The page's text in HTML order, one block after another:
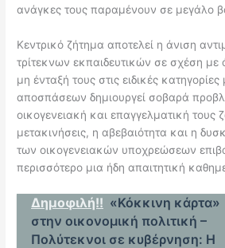
ανάγκες τους παραμένουν σε μεγάλο
Κεντρικό ζήτημα αποτελεί η άνιση
τρίτεκνων εκπαιδευτικών σε σχέση με
μη ένταξή τους στις ειδικές
αποσπάσεων δημιουργεί σοβαρά
οικογενειακή και επαγγελματική τους
μετακινήσεις, η αβεβαιότητα και η
των οικογενειακών υποχρεώσεων
περισσότερο μια ήδη απαιτητική
Δημοφιλή!! «Κόκκινη κάρτα»
στην οικονομική πολιτική –
Πολύτεκνοι σε κυβέρνηση: Η